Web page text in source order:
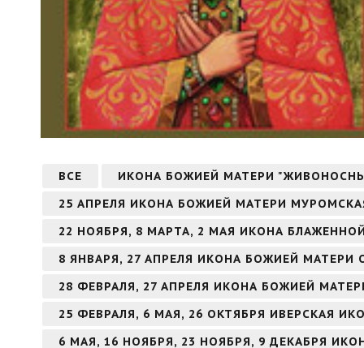
ВСЕ
ИКОНА БОЖИЕЙ МАТЕРИ
25 АПРЕЛЯ ИКОНА БОЖИЕЙ МАТЕРИ
22 НОЯБРЯ, 8 МАРТА, 2 МАЯ ИКОНА
8 ЯНВАРЯ, 27 АПРЕЛЯ ИКОНА БОЖИЕЙ МАТЕРИ
28 ФЕВРАЛЯ, 27 АПРЕЛЯ ИКОНА БОЖИЕЙ
25 ФЕВРАЛЯ, 6 МАЯ, 26 ОКТЯБРЯ ИВЕРСКАЯ
6 МАЯ, 16 НОЯБРЯ, 23 НОЯБРЯ, 9 ДЕКАБРЯ